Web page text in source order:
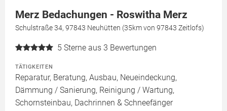
Merz Bedachungen - Roswitha Merz
Schulstraße 34, 97843 Neuhütten (35km von 97843 Zeitlofs)
5 Sterne aus 3 Bewertungen
TÄTIGKEITEN
Reparatur, Beratung, Ausbau, Neueindeckung,
Dämmung / Sanierung, Reinigung / Wartung,
Schornsteinbau, Dachrinnen & Schneefänger